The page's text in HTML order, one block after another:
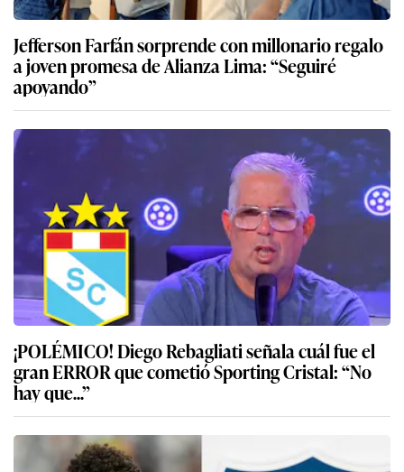
Jefferson Farfán sorprende con millonario regalo
a joven promesa de Alianza Lima: “Seguiré
apoyando”
¡POLÉMICO! Diego Rebagliati señala cuál fue el
gran ERROR que cometió Sporting Cristal: “No
hay que...”